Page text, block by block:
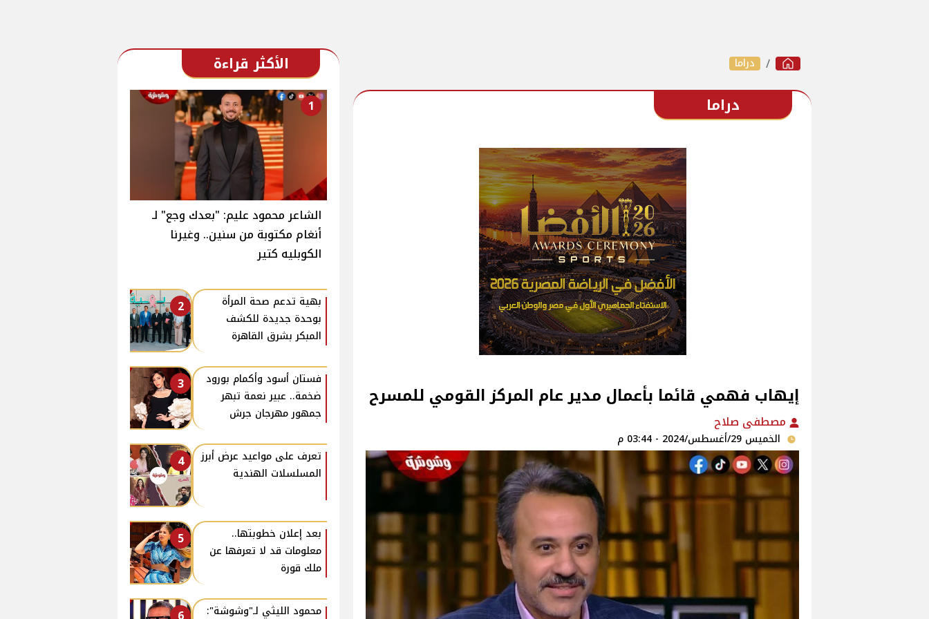
دراما
دراما
إيهاب فهمي قائما بأعمال مدير عام المركز القومي للمسرح
مصطفى صلاح
الخميس 29/أغسطس/2024 - 03:44 م
الأكثر قراءة
1
الشاعر محمود عليم: "بعدك وجع" لـ
أنغام مكتوبة من سنين.. وغيرنا
الكوبليه كتير
2
بهية تدعم صحة المرأة
بوحدة جديدة للكشف
المبكر بشرق القاهرة
3
فستان أسود وأكمام بورود
ضخمة.. عبير نعمة تبهر
جمهور مهرجان جرش
4
تعرف على مواعيد عرض أبرز
المسلسلات الهندية
5
بعد إعلان خطوبتها..
معلومات قد لا تعرفها عن
ملك قورة
محمود الليثي لـ"وشوشة":